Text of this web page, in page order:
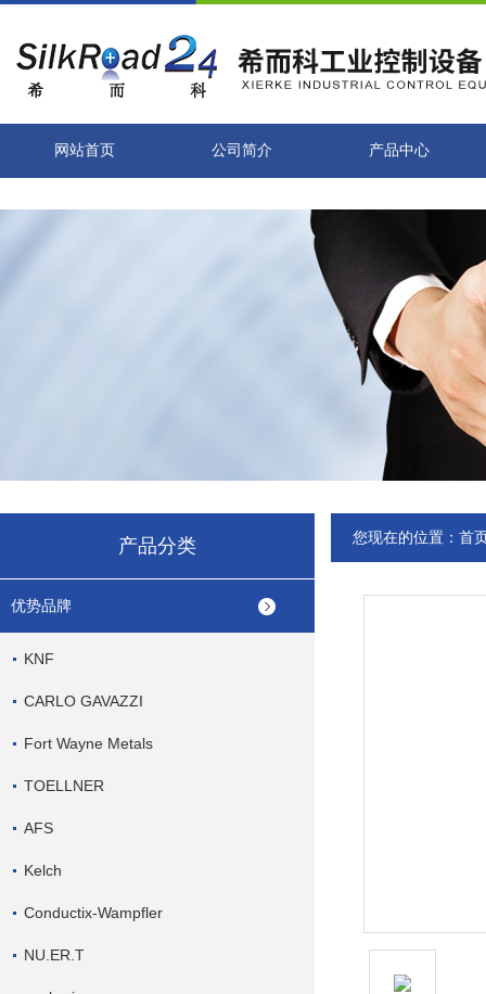
网站首页 公司简介 产品中心
产品分类
优势品牌
KNF
CARLO GAVAZZI
Fort Wayne Metals
TOELLNER
AFS
Kelch
Conductix-Wampfler
NU.ER.T
您现在的位置： 首